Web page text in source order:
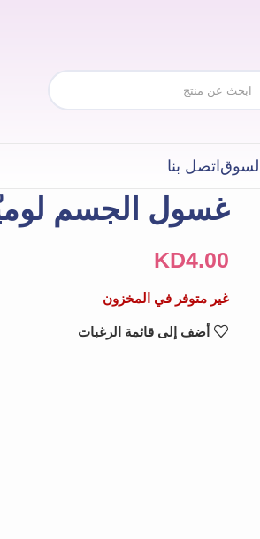
اتصل بنا
غسول الجسم
KD4.00
غير متوفر في المخزون
أضف إلى قائمة الرغبات